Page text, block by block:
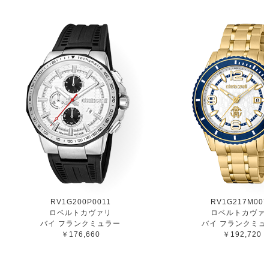
RV1G200P0011
ロベルトカヴァリ
バイ フランクミュラー
￥176,660
ロベルトカヴ
バイ フランクミ
￥192,720